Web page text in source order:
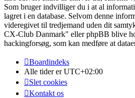
Som bruger indvilliger du i at al
lagret i en database. Selvom denne
videregivet til tredjemand uden dit
CX-Club Danmark" eller phpBB blive
hackingforsøg, som kan medføre at
Boardindeks
Alle tider erUTC+02:00
Slet cookies
Kontakt os